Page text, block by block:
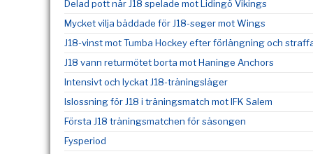
Delad pott när J18 spelade mot Lidingö Vikings
Mycket vilja bäddade för J18-seger mot Wings
J18-vinst mot Tumba Hockey efter förlängning och
J18 vann returmötet borta mot Haninge Anchors
Intensivt och lyckat J18-träningsläger
Islossning för J18 i träningsmatch mot IFK Salem
Första J18 träningsmatchen för säsongen
Fysperiod